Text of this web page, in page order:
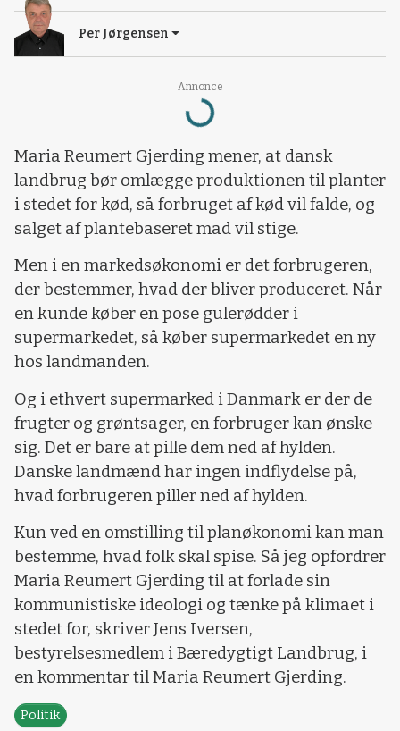
Annonce
Loading...
Per Jørgensen
Maria Reumert Gjerding mener, at dansk
landbrug bør omlægge produktionen til planter
i stedet for kød, så forbruget af kød vil falde, og
salget af plantebaseret mad vil stige.
Men i en markedsøkonomi er det forbrugeren,
der bestemmer, hvad der bliver produceret. Når
en kunde køber en pose gulerødder i
supermarkedet, så køber supermarkedet en ny
hos landmanden.
Og i ethvert supermarked i Danmark er der de
frugter og grøntsager, en forbruger kan ønske
sig. Det er bare at pille dem ned af hylden.
Danske landmænd har ingen indflydelse på,
hvad forbrugeren piller ned af hylden.
Kun ved en omstilling til planøkonomi kan man
bestemme, hvad folk skal spise. Så jeg opfordrer
Maria Reumert Gjerding til at forlade sin
kommunistiske ideologi og tænke på klimaet i
stedet for, skriver Jens Iversen,
bestyrelsesmedlem i Bæredygtigt Landbrug, i
en kommentar til Maria Reumert Gjerding.
Politik